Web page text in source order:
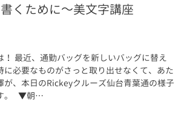
くために～美文字講座
！ 最近、通勤バッグを新しいバッグに替え
に必要なものがさっと取り出せなくて、あた
が、本日のRickeyクルーズ仙台青葉通の様子
。 ▼朝…